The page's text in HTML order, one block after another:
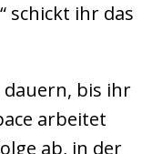
schickt ihr das
dauern, bis ihr
arbeitet
ab, in der